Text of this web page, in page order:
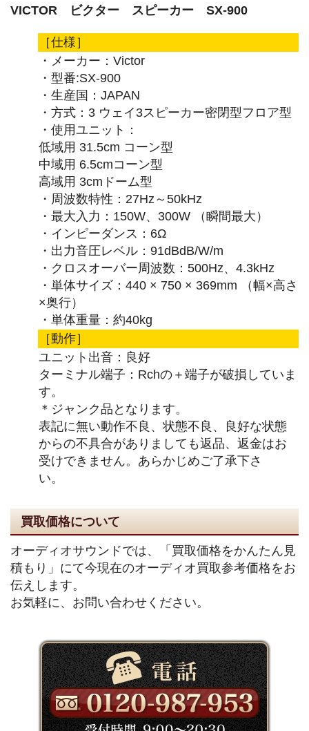
VICTOR ビクター スピーカー SX-900
［仕様］
・メーカー：Victor
・型番:SX-900
・生産国：JAPAN
・方式：3 ウェイ3スピーカー密閉型フロア型
・使用ユニット：
低域用 31.5cm コーン型
中域用 6.5cmコーン型
高域用 3cmドーム型
・周波数特性：27Hz～50kHz
・最大入力：150W、300W （瞬間最大）
・インピーダンス：6Ω
・出力音圧レベル：91dBdB/W/m
・クロスオーバー周波数：500Hz、4.3kHz
・単体サイズ：440 × 750 × 369mm （幅×高さ
×奥行）
・単体重量：約40kg
［動作］
ユニット出音：良好
ターミナル端子：Rchの＋端子が破損していま
す。
＊ジャンク品となります。
表記に無い動作不良、状態不良、良好な状態
からの不具合がありましても返品、返金はお
受けできません。あらかじめご了承下さ
い。
買取価格について
オーディオサウンドでは、「買取価格をかんたん見
積もり」にて今現在のオーディオ買取参考価格をお
伝えします。
お気軽に、お問い合わせください。